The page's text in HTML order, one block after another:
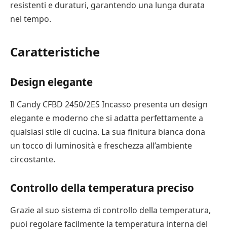
resistenti e duraturi, garantendo una lunga durata
nel tempo.
Caratteristiche
Design elegante
Il Candy CFBD 2450/2ES Incasso presenta un design
elegante e moderno che si adatta perfettamente a
qualsiasi stile di cucina. La sua finitura bianca dona
un tocco di luminosità e freschezza all’ambiente
circostante.
Controllo della temperatura preciso
Grazie al suo sistema di controllo della temperatura,
puoi regolare facilmente la temperatura interna del